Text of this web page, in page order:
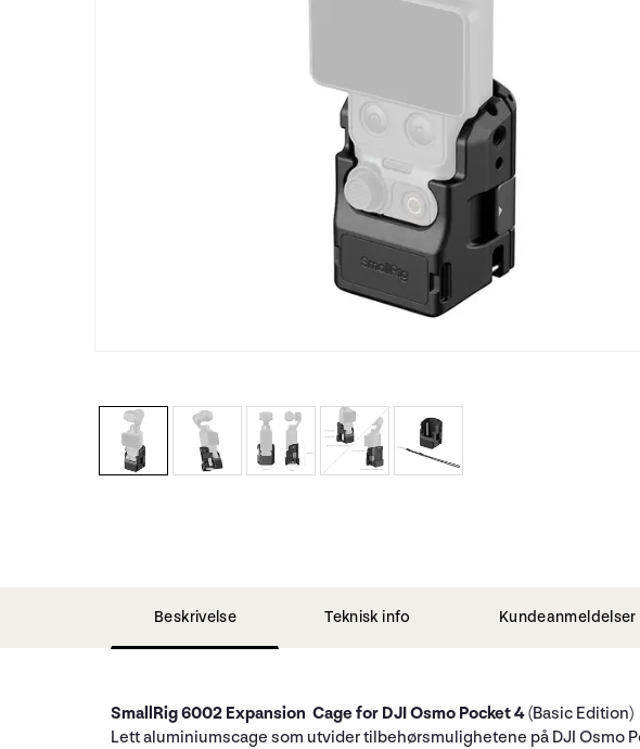
Beskrivelse Teknisk info Kundeanmeldelser
SmallRig 6002 Expansion Cage for DJI Osmo Pocket 4(Basic Edition)
Lett aluminiumscage som utvider tilbehørsmulighetene på DJI Osmo